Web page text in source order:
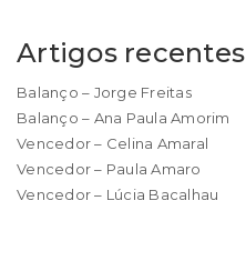
Artigos recentes
Balanço – Jorge Freitas
Balanço – Ana Paula Amorim
Vencedor – Celina Amaral
Vencedor – Paula Amaro
Vencedor – Lúcia Bacalhau